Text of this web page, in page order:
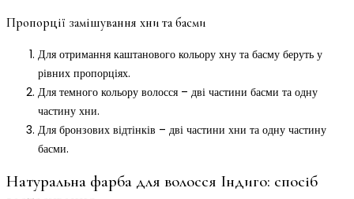
Пропорції замішування хни та басми
Для отримання каштанового кольору хну та басму беруть у
рівних пропорціях.
Для темного кольору волосся – дві частини басми та одну
частину хни.
Для бронзових відтінків – дві частини хни та одну частину
басми.
Натуральна фарба для волосся Індиго: спосіб